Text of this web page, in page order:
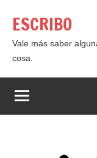
contenido
ESCRIBO
Vale más saber
cosa.